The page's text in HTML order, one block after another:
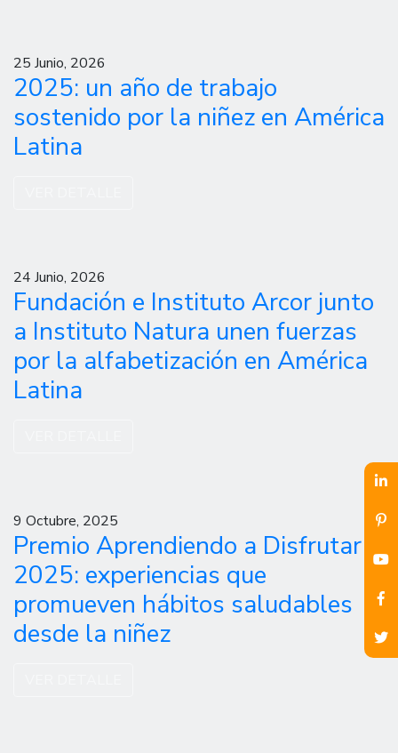
25 Junio, 2026
2025: un año de trabajo
sostenido por la niñez en América
Latina
24 Junio, 2026
Fundación e Instituto Arcor junto
a Instituto Natura unen fuerzas
por la alfabetización en América
Latina
9 Octubre, 2025
Premio Aprendiendo a Disfrutar
2025: experiencias que
promueven hábitos saludables
desde la niñez